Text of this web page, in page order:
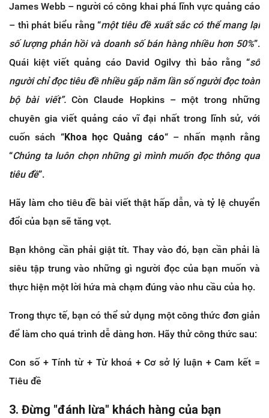
James Webb – người có công khai phá lĩnh vực quảng cáo
– thì phát biểu rằng “một tiêu đề xuất sắc có thể mang lại
số lượng phản hồi và doanh số bán hàng nhiều hơn 50%”.
Quái kiệt viết quảng cáo David Ogilvy thì bảo rằng “số
người chỉ đọc tiêu đề nhiều gấp năm lần số người đọc toàn
bộ bài viết”.Còn Claude Hopkins – một trong những
chuyên gia viết quảng cáo vĩ đại nhất trong lĩnh sử, với
cuốn sách “Khoa học Quảng cáo“ – nhấn mạnh rằng
“Chúng ta luôn chọn những gì mình muốn đọc thông qua
tiêu đề”.
Hãy làm cho tiêu đề bài viết thật hấp dẫn, và tỷ lệ chuyển
đổi của bạn sẽ tăng vọt.
Bạn không cần phải giật tít. Thay vào đó, bạn cần phải là
siêu tập trung vào những gì người đọc của bạn muốn và
thực hiện một lời hứa mà chạm đúng vào nhu cầu của họ.
Trong thực tế, bạn có thể sử dụng một công thức đơn giản
để làm cho quá trình dễ dàng hơn. Hãy thử công thức sau:
Con số + Tính từ + Từ khoá + Cơ sở lý luận + Cam kết =
Tiêu đề
3. Đừng "đánh lừa" khách hàng của bạn